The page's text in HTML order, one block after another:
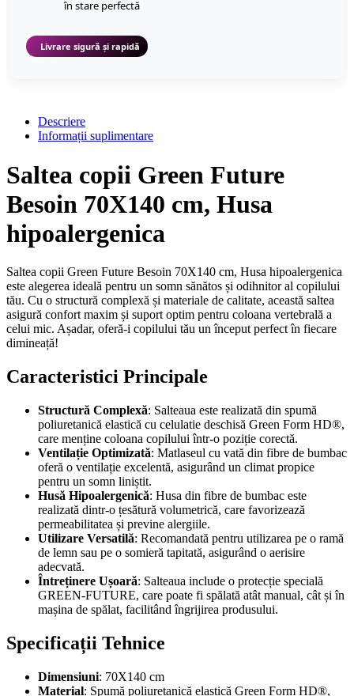
în stare perfectă
Livrare sigură și rapidă
Descriere
Informații suplimentare
Saltea copii Green Future
Besoin 70X140 cm, Husa
hipoalergenica
Saltea copii Green Future Besoin 70X140 cm, Husa hipoalergenica
este alegerea ideală pentru un somn sănătos și odihnitor al copilului
tău. Cu o structură complexă și materiale de calitate, această saltea
asigură confort maxim și suport optim pentru coloana vertebrală a
celui mic. Așadar, oferă-i copilului tău un început perfect în fiecare
dimineață!
Caracteristici Principale
Structură Complexă: Salteaua este realizată din spumă
poliuretanică elastică cu celulatie deschisă Green Form HD®,
care menține coloana copilului într-o poziție corectă.
Ventilație Optimizată: Matlaseul cu vată din fibre de bumbac
oferă o ventilație excelentă, asigurând un climat propice
pentru un somn liniștit.
Husă Hipoalergenică: Husa din fibre de bumbac este
realizată dintr-o țesătură volumetrică, care favorizează
permeabilitatea și previne alergiile.
Utilizare Versatilă: Recomandată pentru utilizarea pe o ramă
de lemn sau pe o somieră tapitată, asigurând o aerisire
adecvată.
Întreținere Ușoară: Salteaua include o protecție specială
GREEN-FUTURE, care poate fi spălată atât manual, cât și în
mașina de spălat, facilitând îngrijirea produsului.
Specificații Tehnice
Dimensiuni: 70X140 cm
Material: Spumă poliuretanică elastică Green Form HD®,